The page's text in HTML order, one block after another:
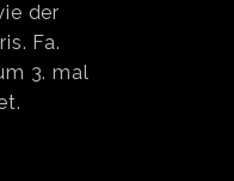
der
Fa.
3. mal